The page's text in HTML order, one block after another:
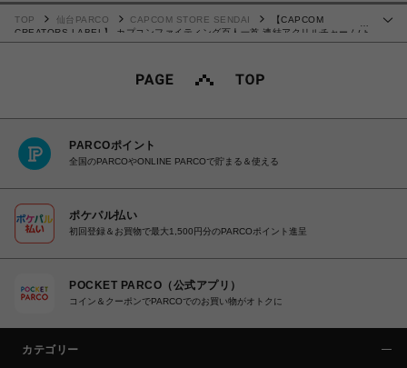
TOP 仙台PARCO CAPCOM STORE SENDAI
【CAPCOM
CREATORS LABEL】 カプコンファイティング百人一首 連結アクリルチャーム(ト
レーディング)
PARCOポイント
全国のPARCOやONLINE PARCOで貯まる＆使える
ポケパル払い
初回登録＆お買物で最大1,500円分のPARCOポイント進呈
POCKET PARCO（公式アプリ）
コイン＆クーポンでPARCOでのお買い物がオトクに
カテゴリー